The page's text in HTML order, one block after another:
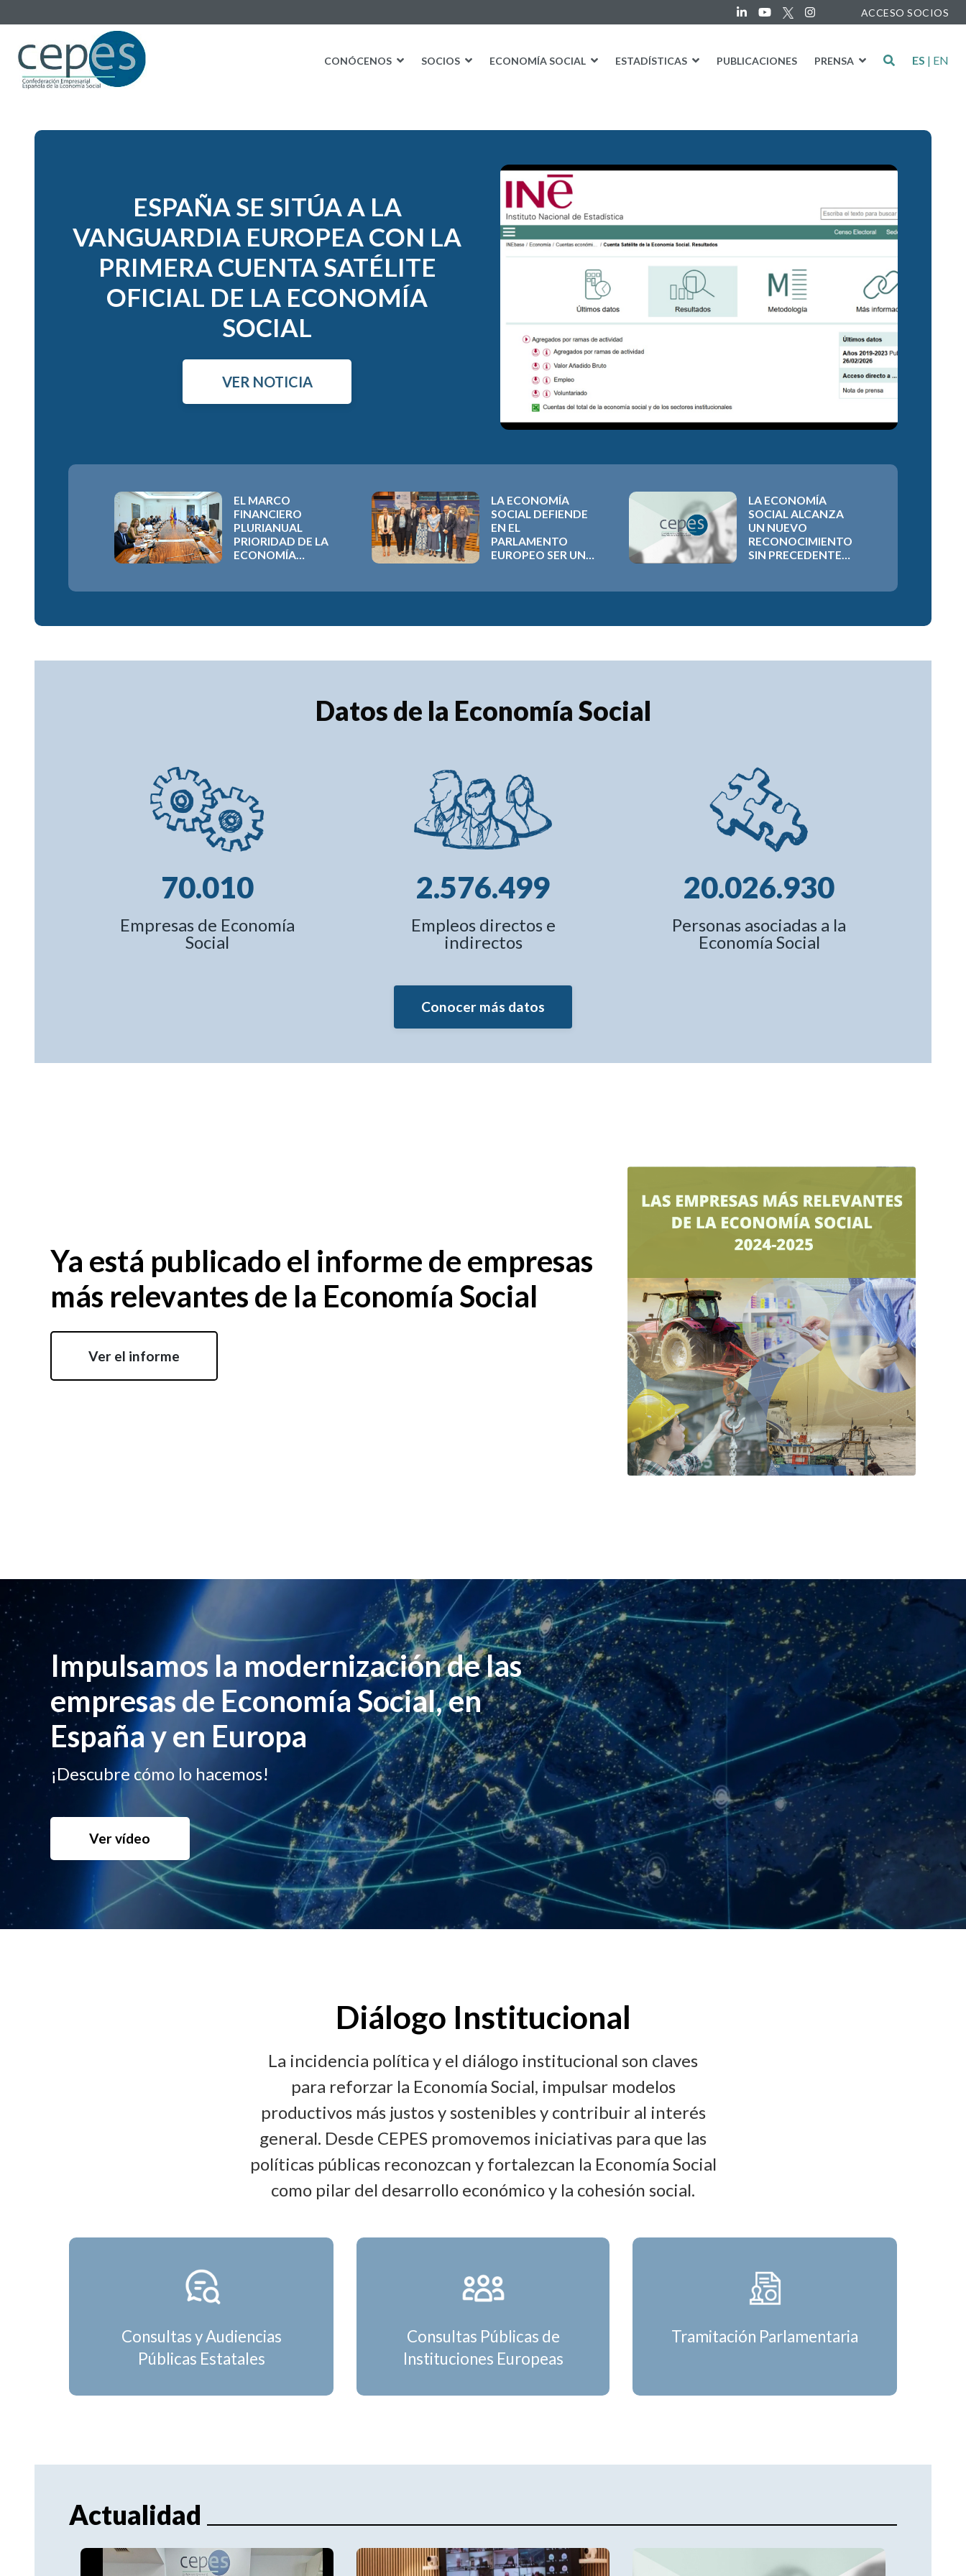
ACCESO SOCIOS
CONÓCENOS SOCIOS ECONOMÍA SOCIAL ESTADÍSTICAS PUBLICACIONES PRENSA ES | EN
ESPAÑA SE SITÚA A LA
VANGUARDIA EUROPEA CON LA
PRIMERA CUENTA SATÉLITE
OFICIAL DE LA ECONOMÍA
SOCIAL
VER NOTICIA
EL MARCO
FINANCIERO
PLURIANUAL
PRIORIDAD DE LA
ECONOMÍA
LA ECONOMÍA
SOCIAL DEFIENDE
EN EL
PARLAMENTO
EUROPEO SER UNA
2028-2034
LA ECONOMÍA
SOCIAL ALCANZA
UN NUEVO
RECONOCIMIENTO
SIN PRECEDENTES
COMPROMISO
2026-2030
Datos de la Economía Social
70.010
Empresas de Economía
Social
2.576.499
Empleos directos e
indirectos
20.026.930
Personas asociadas a la
Economía Social
Conocer más datos
Ya está publicado el informe de empresas
más relevantes de la Economía Social
Ver el informe
Impulsamos la modernización de las
empresas de Economía Social, en
España y en Europa
¡Descubre cómo lo hacemos!
Ver vídeo
Diálogo Institucional
La incidencia política y el diálogo institucional son claves
para reforzar la Economía Social, impulsar modelos
productivos más justos y sostenibles y contribuir al interés
general. Desde CEPES promovemos iniciativas para que las
políticas públicas reconozcan y fortalezcan la Economía Social
como pilar del desarrollo económico y la cohesión social.
Consultas y Audiencias
Públicas Estatales
Consultas Públicas de
Instituciones Europeas
Tramitación Parlamentaria
Actualidad